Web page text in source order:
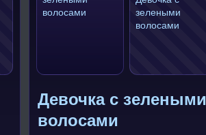
Девочка с зелеными
волосами